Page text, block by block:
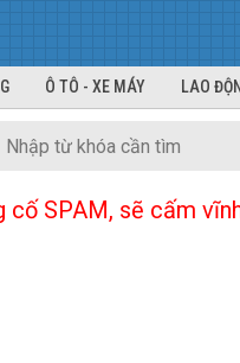
Ô TÔ - XE MÁY LAO
cố SPAM, sẽ cấm